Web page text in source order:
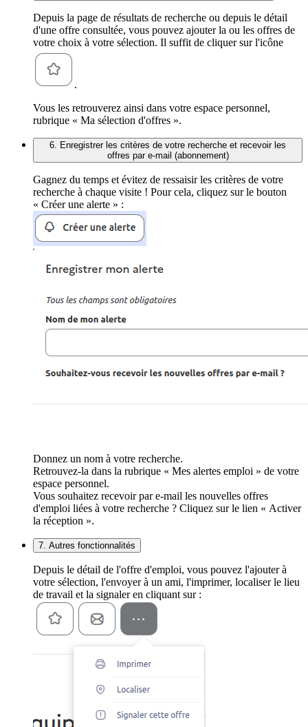
Depuis la page de résultats de recherche ou depuis le détail
d'une offre consultée, vous pouvez ajouter la ou les offres de
votre choix à votre sélection. Il suffit de cliquer sur l'icône
.
Vous les retrouverez ainsi dans votre espace personnel,
rubrique « Ma sélection d'offres ».
6. Enregistrer les critères de votre recherche et recevoir les
offres par e-mail (abonnement)
Gagnez du temps et évitez de ressaisir les critères de votre
recherche à chaque visite ! Pour cela, cliquez sur le bouton
« Créer une alerte » :
Donnez un nom à votre recherche.
Retrouvez-la dans la rubrique « Mes alertes emploi » de votre
espace personnel.
Vous souhaitez recevoir par e-mail les nouvelles offres
d'emploi liées à votre recherche ? Cliquez sur le lien « Activer
la réception ».
7. Autres fonctionnalités
Depuis le détail de l'offre d'emploi, vous pouvez l'ajouter à
votre sélection, l'envoyer à un ami, l'imprimer, localiser le lieu
de travail et la signaler en cliquant sur :